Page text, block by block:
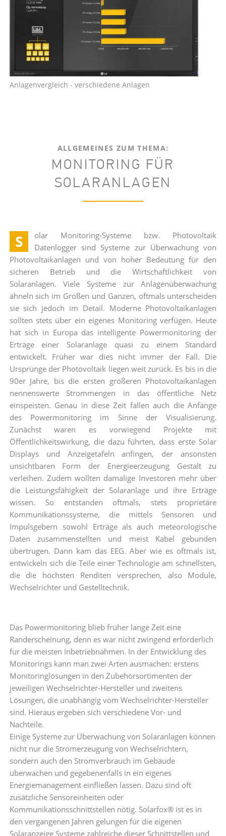
Anlagenvergleich - verschiedene Anlagen
ALLGEMEINES ZUM THEMA:
MONITORING FÜR
SOLARANLAGEN
S
olar Monitoring-Systeme bzw. Photovoltaik
Datenlogger sind Systeme zur Überwachung von
Photovoltaikanlagen und von hoher Bedeutung für den
sicheren Betrieb und die Wirtschaftlichkeit von
Solaranlagen. Viele Systeme zur Anlagenüberwachung
ähneln sich im Großen und Ganzen, oftmals unterscheiden
sie sich jedoch im Detail. Moderne Photovoltaikanlagen
sollten stets über ein eigenes Monitoring verfügen. Heute
hat sich in Europa das intelligente Powermonitoring der
Erträge einer Solaranlage quasi zu einem Standard
entwickelt. Früher war dies nicht immer der Fall. Die
Ursprünge der Photovoltaik liegen weit zurück. Es bis in die
90er Jahre, bis die ersten größeren Photovoltaikanlagen
nennenswerte Strommengen in das öffentliche Netz
einspeisten. Genau in diese Zeit fallen auch die Anfänge
des Powermonitoring im Sinne der Visualisierung.
Zunächst waren es vorwiegend Projekte mit
Öffentlichkeitswirkung, die dazu führten, dass erste Solar
Displays und Anzeigetafeln anfingen, der ansonsten
unsichtbaren Form der Energieerzeugung Gestalt zu
verleihen. Zudem wollten damalige Investoren mehr über
die Leistungsfähigkeit der Solaranlage und ihre Erträge
wissen. So entstanden oftmals, stets proprietäre
Kommunikationssysteme, die mittels Sensoren und
Impulsgebern sowohl Erträge als auch meteorologische
Daten zusammenstellten und meist Kabel gebunden
übertrugen. Dann kam das EEG. Aber wie es oftmals ist,
entwickeln sich die Teile einer Technologie am schnellsten,
die die höchsten Renditen versprechen, also Module,
Wechselrichter und Gestelltechnik.
Das Powermonitoring blieb früher lange Zeit eine
Randerscheinung, denn es war nicht zwingend erforderlich
für die meisten Inbetriebnahmen. In der Entwicklung des
Monitorings kann man zwei Arten ausmachen: erstens
Monitoringlösungen in den Zubehörsortimenten der
jeweiligen Wechselrichter-Hersteller und zweitens
Lösungen, die unabhängig vom Wechselrichter-Hersteller
sind. Hieraus ergeben sich verschiedene Vor- und
Nachteile.
Einige Systeme zur Überwachung von Solaranlagen können
nicht nur die Stromerzeugung von Wechselrichtern,
sondern auch den Stromverbrauch im Gebäude
überwachen und gegebenenfalls in ein eigenes
Energiemanagement einfließen lassen. Dazu sind oft
zusätzliche Sensoreinheiten oder
Kommunikationsschnittstellen nötig. Solarfox® ist es in
den vergangenen Jahren gelungen für die eigenen
Solaranzeige Systeme zahlreiche dieser Schnittstellen und